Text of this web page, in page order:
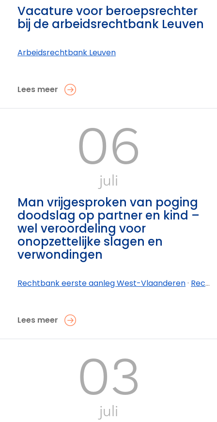
Vacature voor beroepsrechter
bij de arbeidsrechtbank Leuven
Arbeidsrechtbank Leuven
Lees meer
06
juli
Man vrijgesproken van poging
doodslag op partner en kind –
wel veroordeling voor
onopzettelijke slagen en
verwondingen
Rechtbank eerste aanleg West-Vlaanderen· Rechtbank eerste aanleg West-Vlaanderen - afdeling Kortrijk
Lees meer
03
juli